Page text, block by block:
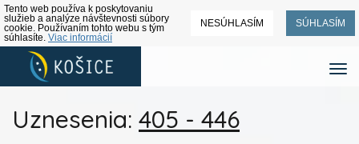
Tento web používa k poskytovaniu
služieb a analýze návštevnosti súbory
cookie. Používaním tohto webu s tým
súhlasíte. Viac informácií
NESÚHLASÍM SÚHLASÍM
Uznesenia: 405 - 446